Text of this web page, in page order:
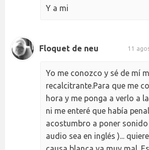
Y a mi
Floquet de neu 11
Yo me conozco y sé de mí
recalcitrante.Para que me
hora y me ponga a verlo a
ni me enteré que había
acostumbro a poner sonido
audio sea en inglés )...